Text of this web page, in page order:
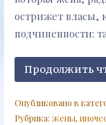
острижет власы,
подчиненности:
Продолжить
Опубликовано в
Рубрика: жены,